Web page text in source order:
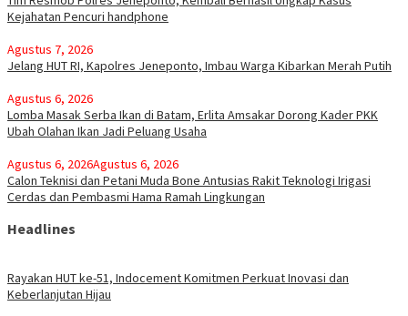
Kejahatan Pencuri handphone
Agustus 7, 2026
Jelang HUT RI, Kapolres Jeneponto, Imbau Warga Kibarkan Merah Putih
Agustus 6, 2026
Lomba Masak Serba Ikan di Batam, Erlita Amsakar Dorong Kader PKK
Ubah Olahan Ikan Jadi Peluang Usaha
Agustus 6, 2026Agustus 6, 2026
Calon Teknisi dan Petani Muda Bone Antusias Rakit Teknologi Irigasi
Cerdas dan Pembasmi Hama Ramah Lingkungan
Headlines
Rayakan HUT ke-51, Indocement Komitmen Perkuat Inovasi dan
Keberlanjutan Hijau